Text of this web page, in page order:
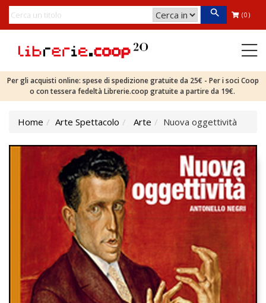
(0)
Per gli acquisti online: spese di spedizione gratuite da 25€ - Per i soci Coop
o con tessera fedeltà Librerie.coop gratuite a partire da 19€.
Home Arte Spettacolo Arte Nuova oggettività